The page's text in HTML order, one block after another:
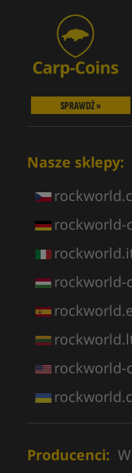
SPRAWDŹ »
Nasze sklepy:
rockworld-
rockworld-
rockworld-
Producenci: